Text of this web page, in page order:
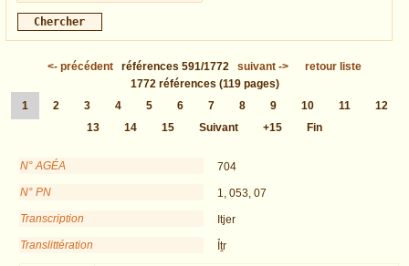
<- précédent références 591/1772 suivant ->
retour liste
1772 références (119 pages)
1
2 3 4 5 6 7 8 9 10 11
12
13
14 15 Suivant +15 Fin
N° AGÉA
704
N° PN
1, 053, 07
Transcription
Itjer
Translittération
Ỉṯr